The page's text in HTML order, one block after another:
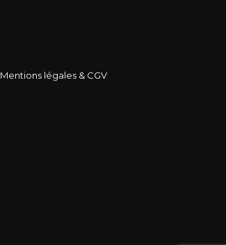
Mentions légales& CGV